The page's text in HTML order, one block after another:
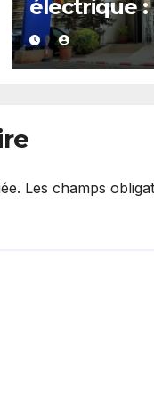
électrique :
Senelec
appel à la
générale
Les champs